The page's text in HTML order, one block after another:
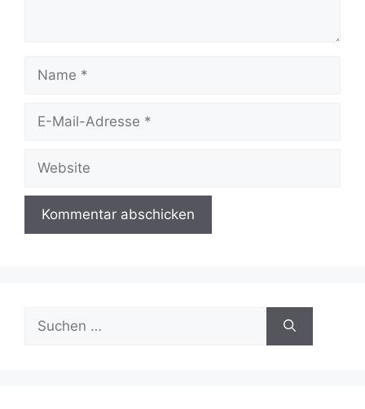
Name
Website
Suchen
nach: